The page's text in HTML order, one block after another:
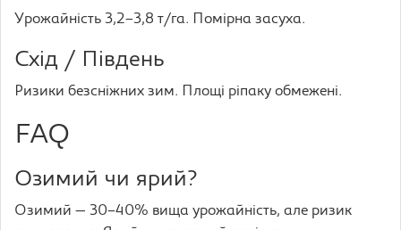
Урожайність 3,2–3,8 т/га. Помірна засуха.
Схід / Південь
Ризики безсніжних зим. Площі ріпаку обмежені.
FAQ
Озимий чи ярий?
Озимий — 30–40% вища урожайність, але ризик